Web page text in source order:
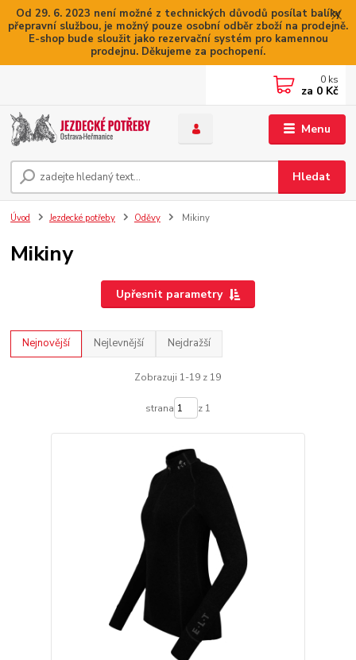
Od 29. 6. 2023 není možné z technických důvodů posílat balíky
přepravní službou, je možný pouze osobní odběr zboží na prodejně.
E-shop bude sloužit jako rezervační systém pro kamennou
prodejnu. Děkujeme za pochopení.
Menu
Hledat
0 ks
za 0 Kč
Úvod Jezdecké potřeby Oděvy Mikiny
Mikiny
Upřesnit parametry
Nejnovější Nejlevnější Nejdražší
Zobrazuji 1-19 z 19
strana z 1